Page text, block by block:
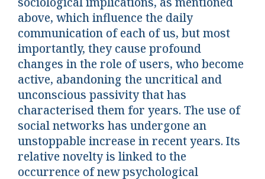
above, which influence the daily
communication of each of us, but most
importantly, they cause profound
changes in the role of users, who become
active, abandoning the uncritical and
unconscious passivity that has
characterised them for years. The use of
social networks has undergone an
unstoppable increase in recent years. Its
relative novelty is linked to the
occurrence of new psychological